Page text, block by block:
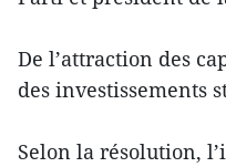
De l’attraction des
des investissements
Selon la résolution,